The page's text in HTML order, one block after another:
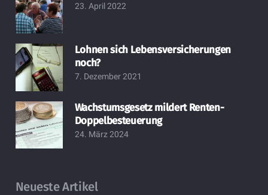
23. April 2022
Lohnen sich Lebensversicherungen
noch?
7. Dezember 2021
Wachstumsgesetz mildert Renten-
Doppelbesteuerung
24. März 2024
Neueste Artikel